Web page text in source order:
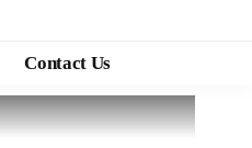
Contact Us